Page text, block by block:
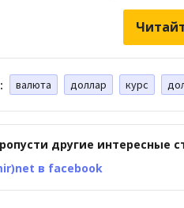
валюта доллар курс
другие интересные
в facebook